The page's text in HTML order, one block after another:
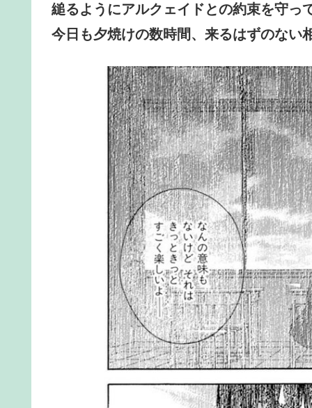
縋るようにアルクェイドとの約束を守っ
今日も夕焼けの数時間、来るはずのな